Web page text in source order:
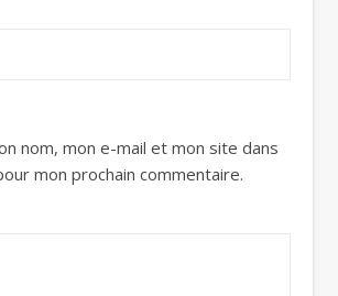
nom, mon e-mail et mon site dans
mon prochain commentaire.